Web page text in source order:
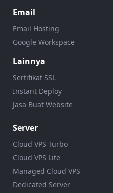
Email
Email Hosting
Google Workspace
Lainnya
Sertifikat SSL
Instant Deploy
Jasa Buat Website
Server
Cloud VPS Turbo
Cloud VPS Lite
Managed Cloud VPS
Dedicated Server